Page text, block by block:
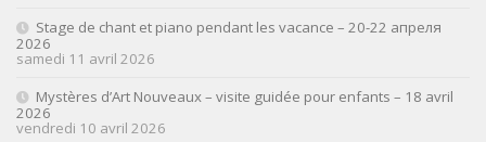
Stage de chant et piano pendant les vacance – 20-22 апреля
2026
samedi 11 avril 2026
Mystères d’Art Nouveaux – visite guidée pour enfants – 18 avril
2026
vendredi 10 avril 2026